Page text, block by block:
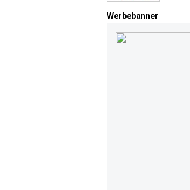
Werbebanner